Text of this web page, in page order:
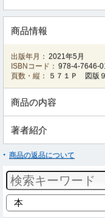
商品情報
出版年月： 2021年5月
ISBNコード： 978-4-7646-
頁数・縦：
５７１Ｐ 図版
商品の内容
著者紹介
商品の返品について